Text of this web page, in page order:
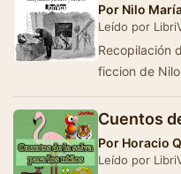
Por Nilo
Leído por
Recopilación
ficcion de
Cuentos
Por Horacio
Leído por